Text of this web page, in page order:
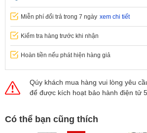
Miễn phí đổi trả trong 7 ngày xem chi tiết
Kiểm tra hàng trước khi nhận
Hoàn tiền nếu phát hiện hàng giả
Qúy khách mua hàng vui lòng yêu
để được kích hoạt bảo hành điện tử 5
Có thể bạn cũng thích